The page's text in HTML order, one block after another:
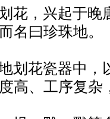
花，兴起于晚
名曰珍珠地。
划花瓷器中，
高、工序复杂